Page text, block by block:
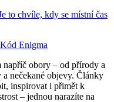
to chvíle, kdy se místní čas
Kód Enigma
napříč obory – od přírody a
a nečekané objevy. Články
inspirovat i přimět k
– jednou narazíte na